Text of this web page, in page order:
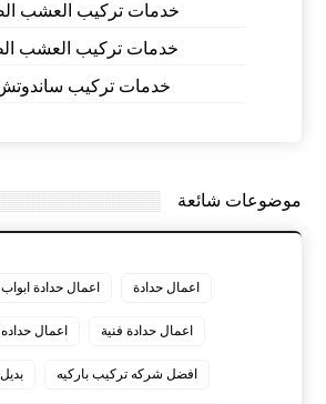
خدمات تركيب العشب
خدمات تركيب العشب
خدمات تركيب ساندوتش
موضوعات شائعة
اعمال حدادة اعمال حدادة
اعمال حدادة فنية اعمال
افضل شركه تركيب باركيه